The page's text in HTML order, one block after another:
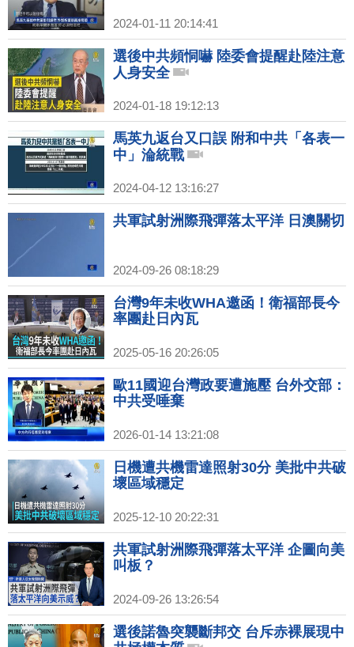
2024-01-11 20:14:41
選後中共頻恫嚇 陸委會提醒赴陸注意
人身安全
2024-01-18 19:12:13
馬英九返台又口誤 附和中共「各表一
中」淪統戰
2024-04-12 13:16:27
共軍試射洲際飛彈落太平洋 日澳關切
2024-09-26 08:18:29
台灣9年未收WHA邀函！衛福部長今
率團赴日內瓦
2025-05-16 20:26:05
歐11國迎台灣政要遭施壓 台外交部：
中共受唾棄
2026-01-14 13:21:08
日機遭共機雷達照射30分 美批中共破
壞區域穩定
2025-12-10 20:22:31
共軍試射洲際飛彈落太平洋 企圖向美
叫板？
2024-09-26 13:26:54
選後諾魯突襲斷邦交 台斥赤裸展現中